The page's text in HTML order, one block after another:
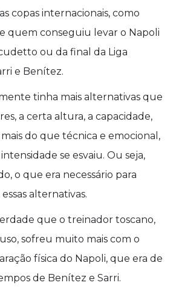
copas internacionais, como
quem conseguiu levar o Napoli
ou da final da Liga
e Benítez.
tinha mais alternativas que
a certa altura, a capacidade,
mais do que técnica e emocional,
se esvaiu. Ou seja,
o que era necessário para
alternativas.
que o treinador toscano,
sofreu muito mais com o
física do Napoli, que era de
de Benítez e Sarri.